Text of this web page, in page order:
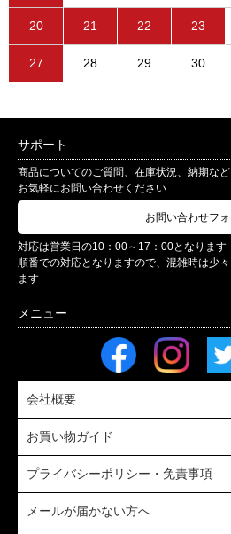
20 21 22 23
27 28 29 30
サポート
商品についてのご質問、在庫状況、納期な
お気軽にお問い合わせください
お問い合わせフ
対応は営業日の10：00～17：00となります
順番での対応となりますので、混雑時は少
ます
会社概要
お買い物ガイド
プライバシーポリシー・免責事項
メールが届かない方へ